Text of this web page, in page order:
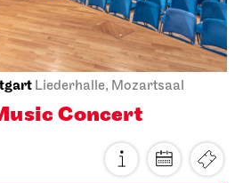
Liederhalle, Mozartsaal
Concert